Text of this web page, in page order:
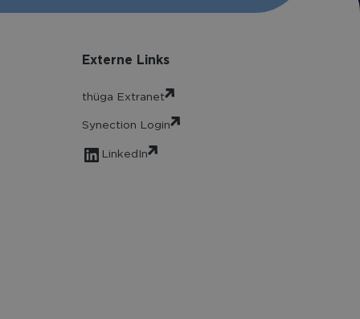
Externe Links
thüga Extranet
Synection Login
LinkedIn